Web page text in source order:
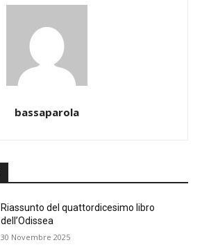
bassaparola
Riassunto del quattordicesimo libro
dell’Odissea
30 Novembre 2025